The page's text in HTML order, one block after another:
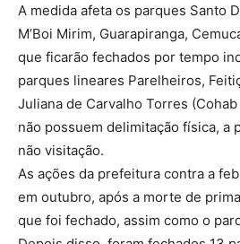
A medida afeta os parques Santo
M’Boi Mirim, Guarapiranga,
que ficarão fechados por tempo
parques lineares Parelheiros,
Juliana de Carvalho Torres
não possuem delimitação física, a
não visitação.
As ações da prefeitura contra a
em outubro, após a morte de
que foi fechado, assim como o